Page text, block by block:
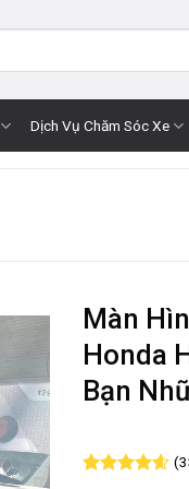
Dịch Vụ Chăm Sóc Xe
Màn
Honda
Bạn
(